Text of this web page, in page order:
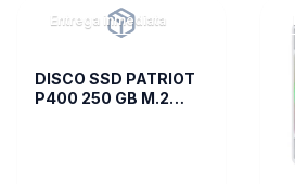
Entrega inmediata
DISCO SSD PATRIOT
P400 250 GB M.2